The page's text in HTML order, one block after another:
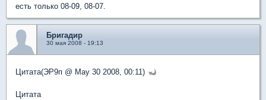
есть только 08-09, 08-07.
Бригадир
30 мая 2008 - 19:13
Цитата(ЭР9п @ May 30 2008, 00:11)
Цитата